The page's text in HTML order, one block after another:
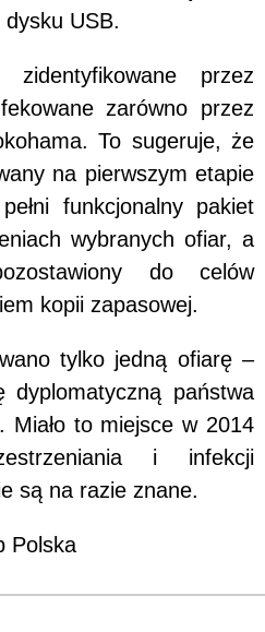
dysku USB.
zidentyfikowane przez
zarówno przez
To sugeruje, że
na pierwszym etapie
funkcjonalny pakiet
wybranych ofiar, a
do celów
kopii zapasowej.
tylko jedną ofiarę –
dyplomatyczną państwa
Miało to miejsce w 2014
i infekcji
są na razie znane.
Polska